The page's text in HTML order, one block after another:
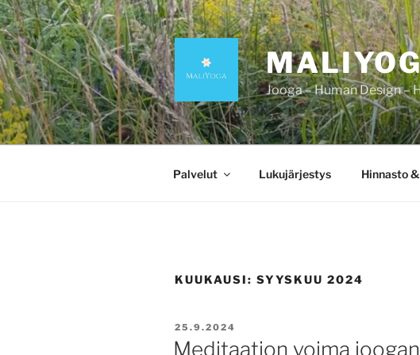
Siirry
sisältöön
Jooga – Human Design –
Palvelut Lukujärjestys Hinnasto
KUUKAUSI: SYYSKUU 2024
JULKAISTU
25.9.2024
Meditaation voima